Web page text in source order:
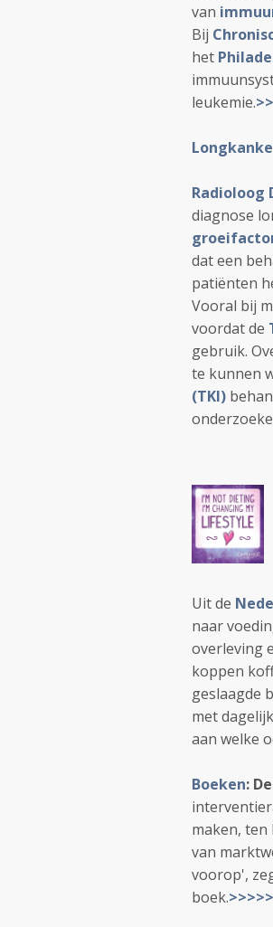
van
Bij
het
leukemie.
Radioloog
diagnose
dat een
patiënten
Vooral bij
voordat de
gebruik.
te kunnen
(TKI)
Uit de
naar
overleving
koppen
geslaagde
met
aan welke
Boeken:
maken, ten
van
voorop',
boek.